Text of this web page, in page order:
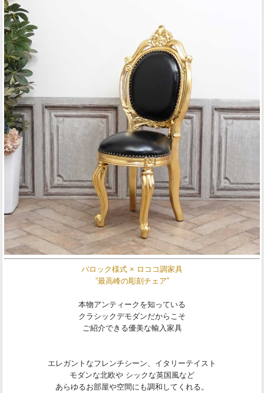
バロック様式 × ロココ調家具
”最高峰の彫刻チェア”
本物アンティークを知っている
クラシックデモダンだからこそ
ご紹介できる優美な輸入家具
エレガントなフレンチシーン、イタリーテイスト
モダンな北欧や シックな英国風など
あらゆるお部屋や空間にも調和してくれる。